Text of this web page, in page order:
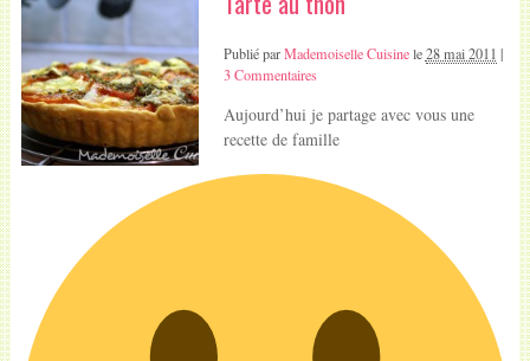
Publié parMademoiselle Cuisinele28 mai 2011 |
3 Commentaires
Aujourd’hui je partage avec vous une
recette de famille